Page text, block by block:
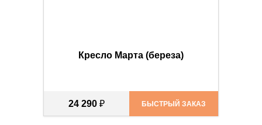
Кресло Марта (береза)
24 290 ₽ БЫСТРЫЙ ЗАКАЗ